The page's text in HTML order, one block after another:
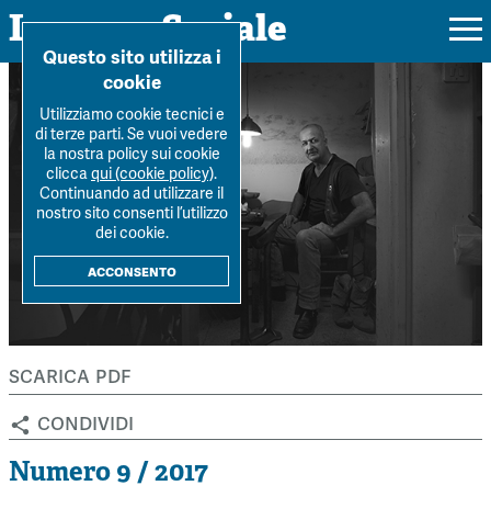
Impresa Sociale
Rivista
Ultimo numero
La Rivista
Submission
Colophon
Autori
Archivio
Argomenti
Forum
Tutti gli articoli
Argomenti
Dossier
Tutti i dossier
Workshop Impresa Sociale 2021
Impresa sociale, reciprocità e sostenibilità
Contatti
Home Numero-9-2017
Quanto sono plurali le
imprese sociali?
scarica pdf
condividi
Numero 9 / 2017
Questo sito utilizza i
cookie
Utilizziamo cookie tecnici e
di terze parti. Se vuoi vedere
la nostra policy sui cookie
cliccaqui (cookie policy).
Continuando ad utilizzare il
nostro sito consenti l’utilizzo
dei cookie.
acconsento